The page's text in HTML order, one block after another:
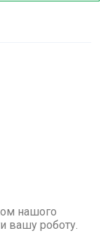
нашого
вашу роботу.